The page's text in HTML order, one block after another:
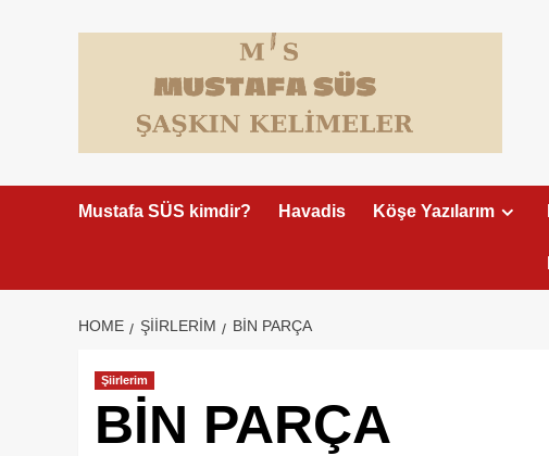
Mustafa SÜS kimdir? Havadis Köşe Yazılarım
HOME ŞIIRLERIM BİN PARÇA
Şiirlerim
BİN PARÇA